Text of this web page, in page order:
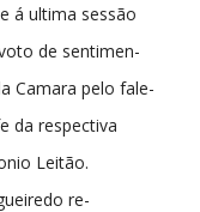
á ultima sessão
de sentimen-
Camara pelo fale-
da respectiva
Leitão.
re-